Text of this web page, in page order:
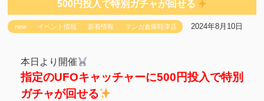
500円投入で特別ガチャが回せる
new イベント情報 新着情報 マンガ倉庫時津店 2024年8月10日
本日より開催
指定のUFOキャッチャーに500円投入で特別
ガチャが回せる